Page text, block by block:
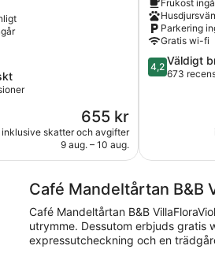
Priset
är
655 kr
655 kr
inklusive skatter och avgifter
9 aug. – 10 aug.
Frukost
Parkering
Gratis wi-fi
4.2
av
673
4,2 Väldigt
673
Café Mandeltårtan B&B
Café Mandeltårtan B&B
utrymme. Dessutom erbjuds gratis
expressutcheckning och en